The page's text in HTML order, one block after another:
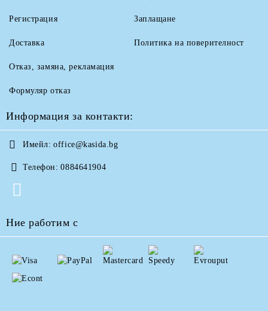
Регистрация
Доставка
Отказ, замяна, рекламация
Формуляр отказ
Заплащане
Политика на поверителност
Информация за контакти:
Имейл: office@kasida.bg
Телефон: 0884641904
Ние работим с